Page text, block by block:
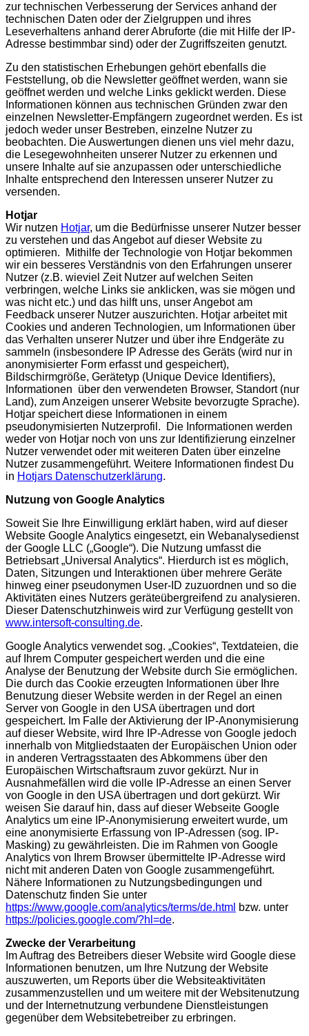
zur technischen Verbesserung der Services anhand der
technischen Daten oder der Zielgruppen und ihres
Leseverhaltens anhand derer Abruforte (die mit Hilfe der IP-
Adresse bestimmbar sind) oder der Zugriffszeiten genutzt.
Zu den statistischen Erhebungen gehört ebenfalls die
Feststellung, ob die Newsletter geöffnet werden, wann sie
geöffnet werden und welche Links geklickt werden. Diese
Informationen können aus technischen Gründen zwar den
einzelnen Newsletter-Empfängern zugeordnet werden. Es ist
jedoch weder unser Bestreben, einzelne Nutzer zu
beobachten. Die Auswertungen dienen uns viel mehr dazu,
die Lesegewohnheiten unserer Nutzer zu erkennen und
unsere Inhalte auf sie anzupassen oder unterschiedliche
Inhalte entsprechend den Interessen unserer Nutzer zu
versenden.
Hotjar
Wir nutzen Hotjar, um die Bedürfnisse unserer Nutzer besser
zu verstehen und das Angebot auf dieser Website zu
optimieren. Mithilfe der Technologie von Hotjar bekommen
wir ein besseres Verständnis von den Erfahrungen unserer
Nutzer (z.B. wieviel Zeit Nutzer auf welchen Seiten
verbringen, welche Links sie anklicken, was sie mögen und
was nicht etc.) und das hilft uns, unser Angebot am
Feedback unserer Nutzer auszurichten. Hotjar arbeitet mit
Cookies und anderen Technologien, um Informationen über
das Verhalten unserer Nutzer und über ihre Endgeräte zu
sammeln (insbesondere IP Adresse des Geräts (wird nur in
anonymisierter Form erfasst und gespeichert),
Bildschirmgröße, Gerätetyp (Unique Device Identifiers),
Informationen über den verwendeten Browser, Standort (nur
Land), zum Anzeigen unserer Website bevorzugte Sprache).
Hotjar speichert diese Informationen in einem
pseudonymisierten Nutzerprofil. Die Informationen werden
weder von Hotjar noch von uns zur Identifizierung einzelner
Nutzer verwendet oder mit weiteren Daten über einzelne
Nutzer zusammengeführt. Weitere Informationen findest Du
in Hotjars Datenschutzerklärung.
Nutzung von Google Analytics
Soweit Sie Ihre Einwilligung erklärt haben, wird auf dieser
Website Google Analytics eingesetzt, ein Webanalysedienst
der Google LLC („Google“). Die Nutzung umfasst die
Betriebsart „Universal Analytics“. Hierdurch ist es möglich,
Daten, Sitzungen und Interaktionen über mehrere Geräte
hinweg einer pseudonymen User-ID zuzuordnen und so die
Aktivitäten eines Nutzers geräteübergreifend zu analysieren.
Dieser Datenschutzhinweis wird zur Verfügung gestellt von
www.intersoft-consulting.de.
Google Analytics verwendet sog. „Cookies“, Textdateien, die
auf Ihrem Computer gespeichert werden und die eine
Analyse der Benutzung der Website durch Sie ermöglichen.
Die durch das Cookie erzeugten Informationen über Ihre
Benutzung dieser Website werden in der Regel an einen
Server von Google in den USA übertragen und dort
gespeichert. Im Falle der Aktivierung der IP-Anonymisierung
auf dieser Website, wird Ihre IP-Adresse von Google jedoch
innerhalb von Mitgliedstaaten der Europäischen Union oder
in anderen Vertragsstaaten des Abkommens über den
Europäischen Wirtschaftsraum zuvor gekürzt. Nur in
Ausnahmefällen wird die volle IP-Adresse an einen Server
von Google in den USA übertragen und dort gekürzt. Wir
weisen Sie darauf hin, dass auf dieser Webseite Google
Analytics um eine IP-Anonymisierung erweitert wurde, um
eine anonymisierte Erfassung von IP-Adressen (sog. IP-
Masking) zu gewährleisten. Die im Rahmen von Google
Analytics von Ihrem Browser übermittelte IP-Adresse wird
nicht mit anderen Daten von Google zusammengeführt.
Nähere Informationen zu Nutzungsbedingungen und
Datenschutz finden Sie unter
https://www.google.com/analytics/terms/de.html bzw. unter
https://policies.google.com/?hl=de.
Zwecke der Verarbeitung
Im Auftrag des Betreibers dieser Website wird Google diese
Informationen benutzen, um Ihre Nutzung der Website
auszuwerten, um Reports über die Websiteaktivitäten
zusammenzustellen und um weitere mit der Websitenutzung
und der Internetnutzung verbundene Dienstleistungen
gegenüber dem Websitebetreiber zu erbringen.